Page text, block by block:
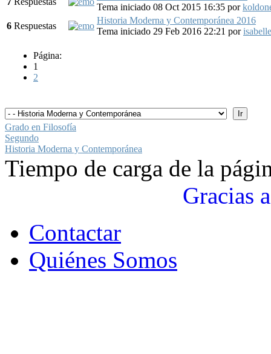
Tema iniciado 08 Oct 2015 16:35 por
6 Respuestas
Historia Moderna y Contemporánea 2016
Tema iniciado 29 Feb 2016 22:21 porisabelle
Página:
1
2
Grado en Filosofía
Segundo
Historia Moderna y Contemporánea
Tiempo de carga de la
Gracias a
Contactar
Quiénes Somos